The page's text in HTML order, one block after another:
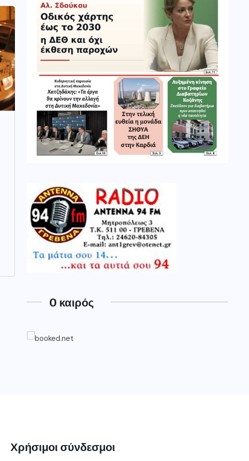
O καιρός
Χρήσιμοι σύνδεσμοι